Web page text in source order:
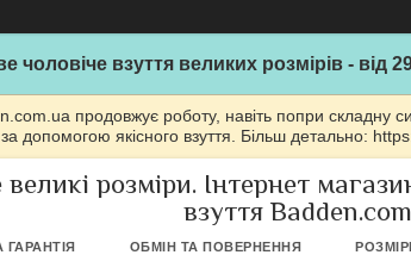
чоловіче взуття великих розмірів - від
продовжує роботу, навіть попри складну
за допомогою якісного взуття. Більш детально:
розміри. Інтернет
взуття
ОБМІН ТА ПОВЕРНЕННЯ